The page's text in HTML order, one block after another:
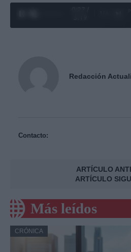
Redacción
Contacto:
ARTÍCULO
ARTÍCULO
Más leídos
CRÓNICA